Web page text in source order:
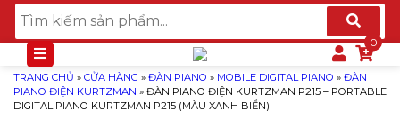
TRANG CHỦ » CỬA HÀNG » ĐÀN PIANO » MOBILE DIGITAL PIANO » ĐÀN
PIANO ĐIỆN KURTZMAN » ĐÀN PIANO ĐIỆN KURTZMAN P215 – PORTABLE
DIGITAL PIANO KURTZMAN P215 (MÀU XANH BIỂN)